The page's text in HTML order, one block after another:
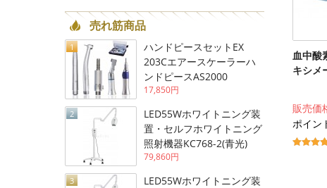
血中酸
キシメ
販売価
ポイン
売れ筋商品
ハンドピースセットEX
203Cエアースケーラーハ
ンドピースAS2000
17,850円
1
LED55Wホワイトニング装
置・セルフホワイトニング
照射機器KC768-2(青光)
79,860円
2
LED55Wホワイトニング装
3